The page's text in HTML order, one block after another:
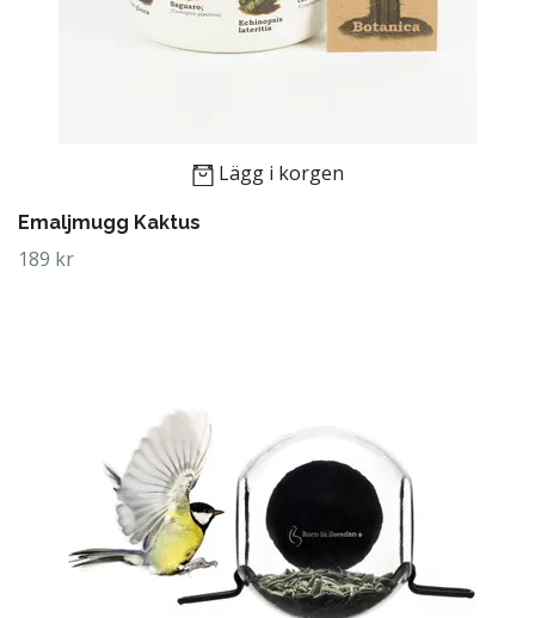
Lägg i korgen
Emaljmugg Kaktus
189 kr